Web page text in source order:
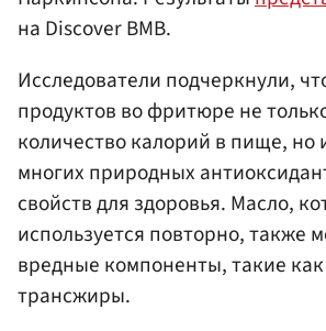
на Discover BMB.
Исследователи подчеркнули,
продуктов во фритюре не
количество калорий в пище, но
многих природных
свойств для здоровья. Масло,
используется повторно, также
вредные компоненты, такие
трансжиры.